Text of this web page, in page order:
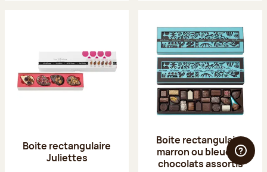
Boite rectangulaire
Juliettes
Boite rectangulaire
marron ou bleue 23
chocolats assortis